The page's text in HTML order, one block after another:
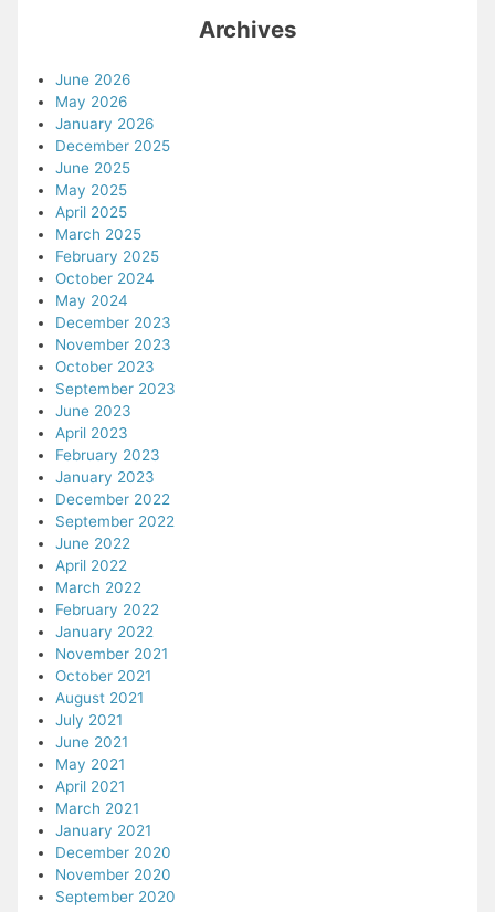
Archives
June 2026
May 2026
January 2026
December 2025
June 2025
May 2025
April 2025
March 2025
February 2025
October 2024
May 2024
December 2023
November 2023
October 2023
September 2023
June 2023
April 2023
February 2023
January 2023
December 2022
September 2022
June 2022
April 2022
March 2022
February 2022
January 2022
November 2021
October 2021
August 2021
July 2021
June 2021
May 2021
April 2021
March 2021
January 2021
December 2020
November 2020
September 2020